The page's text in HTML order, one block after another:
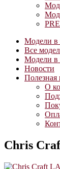
Модели в
Все
Модели в
Новости
О
Chris